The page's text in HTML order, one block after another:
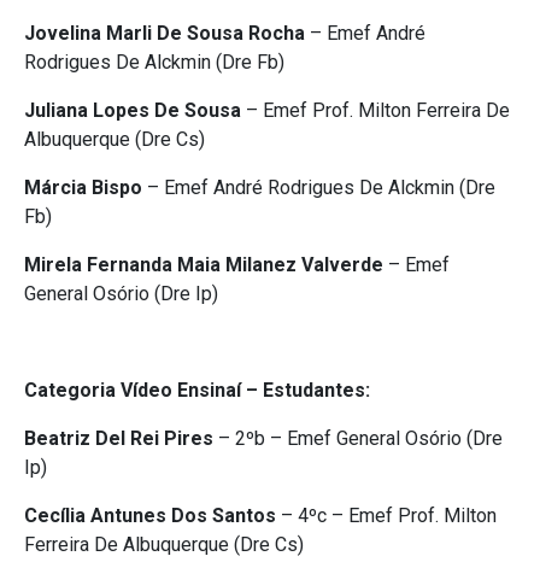
Jovelina Marli De Sousa Rocha – Emef André
Rodrigues De Alckmin (Dre Fb)
Juliana Lopes De Sousa – Emef Prof. Milton Ferreira De
Albuquerque (Dre Cs)
Márcia Bispo – Emef André Rodrigues De Alckmin (Dre
Fb)
Mirela Fernanda Maia Milanez Valverde – Emef
General Osório (Dre Ip)
Categoria Vídeo Ensinaí – Estudantes:
Beatriz Del Rei Pires – 2ºb – Emef General Osório (Dre
Ip)
Cecília Antunes Dos Santos – 4ºc – Emef Prof. Milton
Ferreira De Albuquerque (Dre Cs)